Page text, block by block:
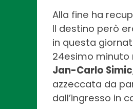
Alla fine ha
Il destino però
in questa
24esimo minuto
Jan-Carlo Simic
azzeccata da
dall’ingresso in